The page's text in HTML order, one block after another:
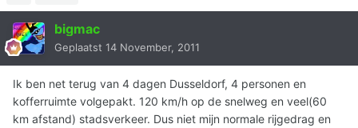
bigmac
Geplaatst 14 November, 2011
Ik ben net terug van 4 dagen Dusseldorf, 4 personen en
kofferruimte volgepakt. 120 km/h op de snelweg en veel(60
km afstand) stadsverkeer. Dus niet mijn normale rijgedrag en